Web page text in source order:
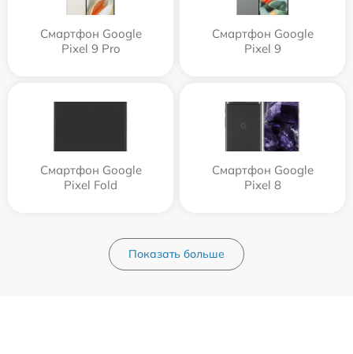
Смартфон Google
Pixel 9 Pro
Смартфон Google
Pixel 9
Смартфон Google
Pixel Fold
Смартфон Google
Pixel 8
Показать больше